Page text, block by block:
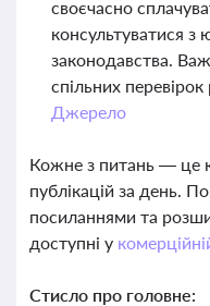
своєчасно
консультуватися
законодавства.
спільних
Джерело
Кожне з питань — це
публікацій за день.
посиланнями та
доступні у
Стисло про головне: